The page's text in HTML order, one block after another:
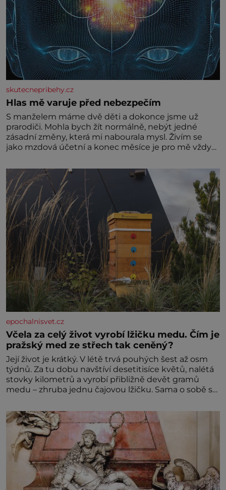
skutecnepribehy.cz
Hlas mě varuje před nebezpečím
S manželem máme dvě děti a dokonce jsme už
prarodiči. Mohla bych žít normálně, nebýt jedné
zásadní změny, která mi nabourala mysl. Živím se
jako mzdová účetní a konec měsíce je pro mě vždy
máme vnoučata, mi dcera čím dál častěji volá o
pomoc, co se hlídání týče. Dalo by se
epochalnisvet.cz
Včela za celý život vyrobí lžičku medu. Čím je
pražský med ze střech tak ceněný?
Její život je krátký. V létě trvá pouhých šest až osm
týdnů. Za tu dobu navštíví desetitisíce květů, nalétá
stovky kilometrů a vyrobí přibližně devět gramů
medu – zhruba jednu čajovou lžičku. Sama o sobě se
dalšími desítkami tisíc příslušnic svého včelstva,
vznikne jeden z nejdokonalejších organismů